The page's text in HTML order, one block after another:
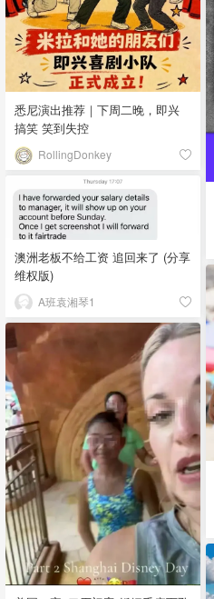
悉尼演出推荐｜下周二晚，即兴
搞笑 笑到失控
RollingDonkey
澳洲老板不给工资 追回来了 (分享
维权版)
A班袁湘琴1